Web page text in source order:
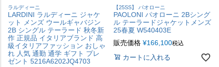
ラルディーニ
LARDINI ラルディーニ ジャケ
ット メンズ ウールギャバジン
2B シングル テーラード 秋冬新
作 正規品 イタリアブランド 高
級イタリアファッション おしゃ
れ 人気 通勤 通学 ギフト プレ
ゼント 5216A6202JQ4703
【25SS】 パオローニ
PAOLONI パオローニ 2Bシング
ル テーラードジャケットメンズ
25春夏 W540403E
販売価格 ¥166,100税込
カートに入れる